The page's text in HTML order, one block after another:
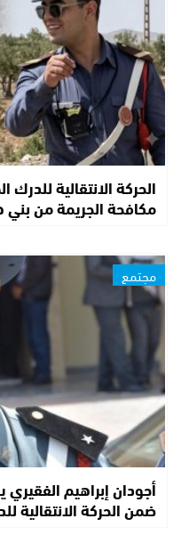
الحركة الانتقالية
مكافحة الجريمة من
مجتمع
أجودان إبراهيم
ضمن الحركة الانتقالية